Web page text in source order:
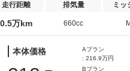
走行距離 排気量 ミッ
0.5万km 660cc
本体価格
Aプラン
: 216.9万円
Bプラン